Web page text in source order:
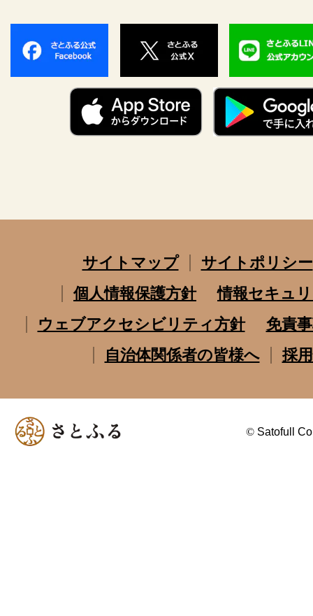
サイトマップ
サイトポリシー
個人情報保護方針
情報セキュ
ウェブアクセシビリティ方針
免責
自治体関係者の皆様へ
採
© Satofull